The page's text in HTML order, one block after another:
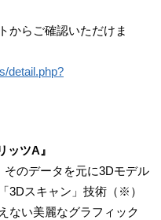
からご確認いただけま
detail.php?
ッツA』
のデータを元に3Dモデル
3Dスキャン」技術（※）
ない美麗なグラフィック